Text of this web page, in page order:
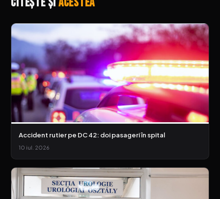
Accident rutier pe DC 42: doi pasageri în spital
10 iul. 2026